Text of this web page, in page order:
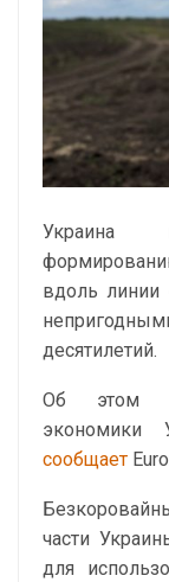
Украина
вдоль линии
десятилетий.
Об этом
экономики
сообщает
части
для